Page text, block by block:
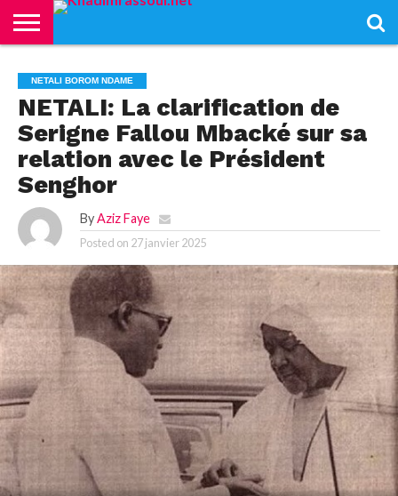
KHADIMRASSOUL
LE
MOURIDISME
ACTUALITÉS
CONTRIBUTIONS
PASS
–
PASS
NETALI
BOROM
NDAME
L’ISLAM
VIDÉOS
NETALI BOROM NDAME
NETALI: La clarification de
Serigne Fallou Mbacké sur sa
relation avec le Président
Senghor
By Aziz Faye
Posted on 27 janvier 2025